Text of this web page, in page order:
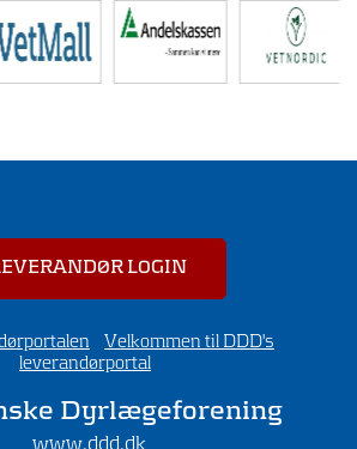
LOGIN
Velkommen til DDD's
leverandørportal
Dyrlægeforening
www.ddd.dk